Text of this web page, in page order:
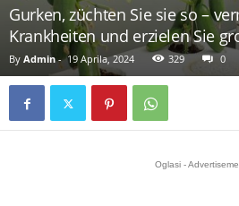
Gurken, züchten Sie sie so –
Krankheiten und erzielen Sie
By Admin- 19 Aprila, 2024 329 0
Oglasi -